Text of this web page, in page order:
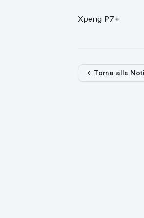
Xpeng P7+
Torna alle